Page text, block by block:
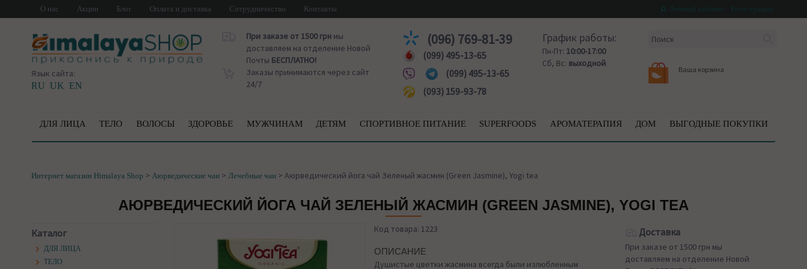
О нас Акции Блог Оплата и доставка Сотрудничество Контакты
Язык сайта:
RU UK EN
При заказе от 1500 грнмы
доставляем на отделение Новой
Почты БЕСПЛАТНО!
Заказы принимаются через сайт
24/7
(096) 769-81-39
(099) 495-13-65
(099) 495-13-65
(093) 159-93-78
График работы:
Пн-Пт: 10:00-17:00
Сб, Вс: выходной
Ваша корзина
ДЛЯ ЛИЦА ТЕЛО ВОЛОСЫ ЗДОРОВЬЕ МУЖЧИНАМ ДЕТЯМ СПОРТИВНОЕ ПИТАНИЕ SUPERFOODS АРОМАТЕРАПИЯ ДОМ ВЫГОДНЫЕ ПОКУПКИ
Интернет магазин Himalaya Shop > Аюрведические чаи > Лечебные чаи > Аюрведический йога чай Зеленый жасмин (Green Jasmine), Yogi tea
АЮРВЕДИЧЕСКИЙ ЙОГА ЧАЙ ЗЕЛЕНЫЙ ЖАСМИН (GREEN JASMINE), YOGI TEA
Каталог
ДЛЯ ЛИЦА
ТЕЛО
Код товара: 1223
ОПИСАНИЕ
Душистые цветки жасмина всегда были излюбленным
Доставка
При заказе от 1500 грн мы
доставляем на отделение Новой